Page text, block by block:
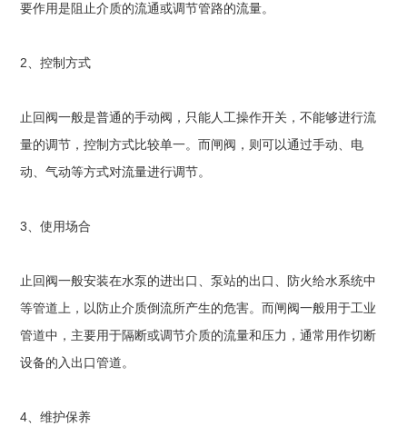
要作用是阻止介质的流通或调节管路的流量。
2、控制方式
止回阀一般是普通的手动阀，只能人工操作开关，不能够进行流
量的调节，控制方式比较单一。而闸阀，则可以通过手动、电
动、气动等方式对流量进行调节。
3、使用场合
止回阀一般安装在水泵的进出口、泵站的出口、防火给水系统中
等管道上，以防止介质倒流所产生的危害。而闸阀一般用于工业
管道中，主要用于隔断或调节介质的流量和压力，通常用作切断
设备的入出口管道。
4、维护保养